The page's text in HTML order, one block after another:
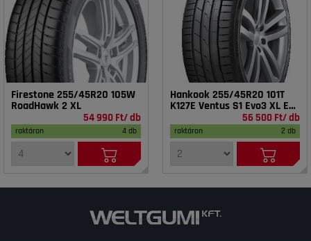
Firestone 255/45R20 105W
RoadHawk 2 XL
54 990 Ft/ db
raktáron 4 db
Hankook 255/45R20 101T
K127E Ventus S1 Evo3 XL EV
56 500 Ft/ db
raktáron 2 db